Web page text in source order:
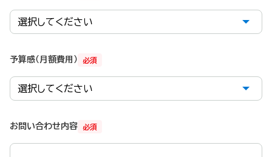
必須
予算感（月額費用）
必須
お問い合わせ内容